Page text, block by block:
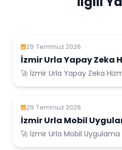
29 Temmuz 2026
İzmir Urla Yapay Zeka
🚀 İzmir Urla Yapay Zeka Hizmetleri İzmir Urla
29 Temmuz 2026
İzmir Urla Mobil
🚀 İzmir Urla Mobil Uygulama Geliştirme İzmir Urla